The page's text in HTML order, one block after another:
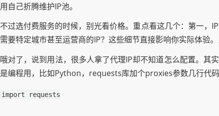
用自己折腾维护IP池。
不过选付费服务的时候，别光看价格。重点看这几个：第一
需要特定城市甚至运营商的IP？这些细节直接影响你实际体验
哦对了，说到用法，很多人拿了代理IP却不知道怎么配置。
是编程用，比如Python，requests库加个proxies参数几行代
import requests